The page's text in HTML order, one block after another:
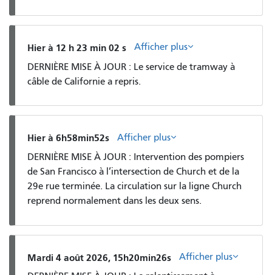
Hier à 12 h 23 min 02 s
Afficher plus
DERNIÈRE MISE À JOUR : Le service de tramway à
câble de Californie a repris.
Hier à 6h58min52s
Afficher plus
DERNIÈRE MISE À JOUR : Intervention des pompiers
de San Francisco à l’intersection de Church et de la
29e rue terminée. La circulation sur la ligne Church
reprend normalement dans les deux sens.
Mardi 4 août 2026, 15h20min26s
Afficher plus